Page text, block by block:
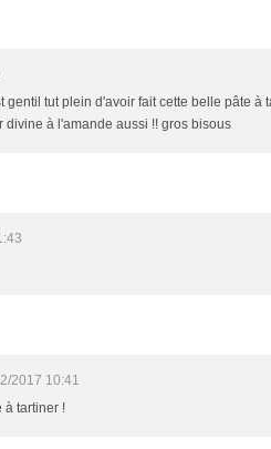
gentil tut plein d'avoir fait cette belle pâte à
divine à l'amande aussi !! gros bisous
2017 10:41
à tartiner !